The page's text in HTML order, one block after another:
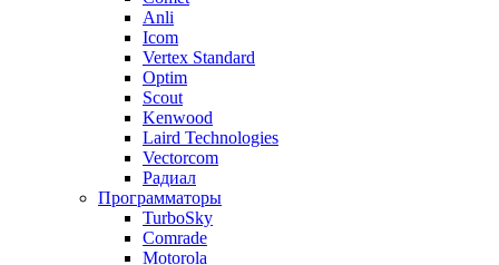
Anli
Icom
Vertex Standard
Optim
Scout
Kenwood
Laird Technologies
Vectorcom
Радиал
Программаторы
TurboSky
Comrade
Motorola